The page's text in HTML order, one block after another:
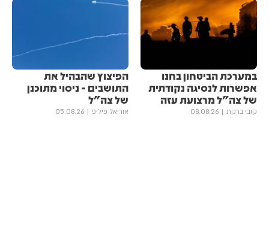
במערכת הביטחון בחנו
אפשרות לנסיגה נקודתית
של צה"ל מרצועת עזה
קובי ברקת 08.08.26
הפיצוץ שהבהיל את
התושבים - ניסוי מתוכנן
של צה"ל
אוריאל פיליפ 05.08.26